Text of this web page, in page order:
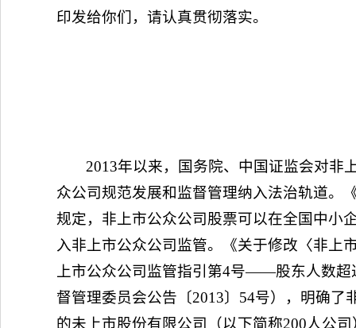
印发给你们，请认真贯彻落实。
2013年以来，国务院、中国证监会对非
众公司规范发展和监督管理纳入法治轨道。
规定，非上市公众公司股票可以在全国中小
入非上市公众公司监管。《关于修改〈非上
上市公众公司监管指引第4号——股东人数
督管理委员会公告〔2013〕54号），明确
的未上市股份有限公司（以下简称200人公